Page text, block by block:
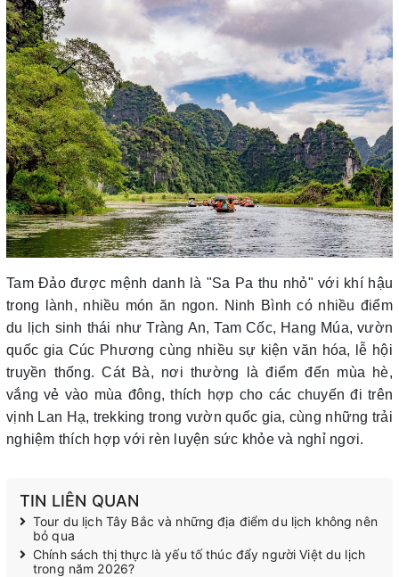
Tam Đảo được mệnh danh là "Sa Pa thu nhỏ" với khí hậu
trong lành, nhiều món ăn ngon. Ninh Bình có nhiều điểm
du lịch sinh thái như Tràng An, Tam Cốc, Hang Múa, vườn
quốc gia Cúc Phương cùng nhiều sự kiện văn hóa, lễ hội
truyền thống. Cát Bà, nơi thường là điểm đến mùa hè,
vắng vẻ vào mùa đông, thích hợp cho các chuyến đi trên
vịnh Lan Hạ, trekking trong vườn quốc gia, cùng những trải
nghiệm thích hợp với rèn luyện sức khỏe và nghỉ ngơi.
TIN LIÊN QUAN
Tour du lịch Tây Bắc và những địa điểm du lịch không nên
bỏ qua
Chính sách thị thực là yếu tố thúc đẩy người Việt du lịch
trong năm 2026?